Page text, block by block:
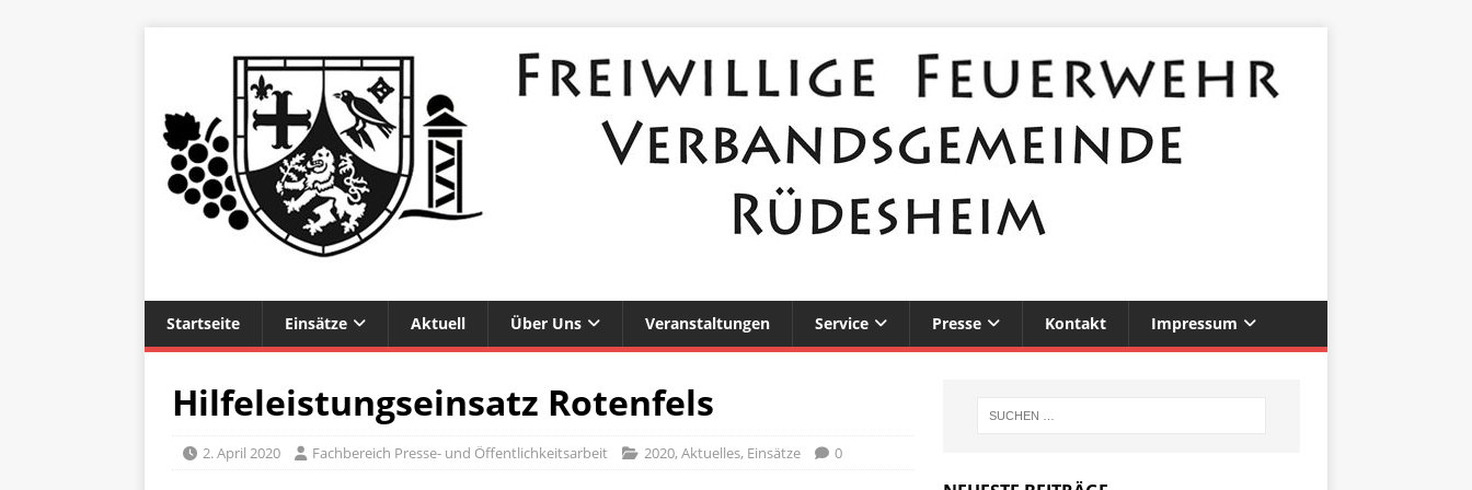
Startseite Einsätze Aktuell Über Uns Veranstaltungen Service Presse Kontakt Impressum
Hilfeleistungseinsatz Rotenfels
2. April 2020 Fachbereich Presse- und Öffentlichkeitsarbeit 2020, Aktuelles, Einsätze 0